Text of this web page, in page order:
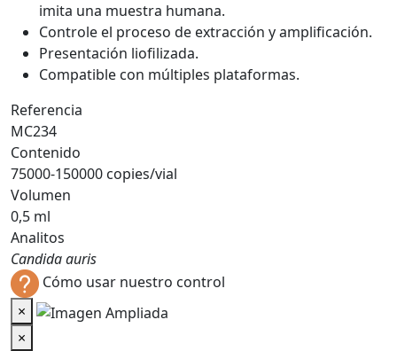
imita una muestra humana.
Controle el proceso de extracción y amplificación.
Presentación liofilizada.
Compatible con múltiples plataformas.
Referencia
MC234
Contenido
75000-150000 copies/vial
Volumen
0,5 ml
Analitos
Candida auris
Cómo usar nuestro control
×
×